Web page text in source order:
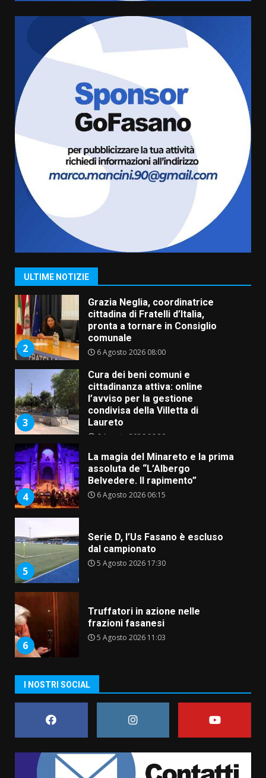
ULTIME NOTIZIE
Serie D, l’Us Fasano è escluso
dal campionato
5 Agosto 2026 17:30
Truffatori in azione nelle
frazioni fasanesi
5 Agosto 2026 11:03
Residenti di Savelletri scrivono
al Prefetto: “Noi cittadini di
serie B”
5 Agosto 2026 06:15
1
Carta d’identità: continua il piano
di aperture straordinarie del
2
Grazia Neglia, coordinatrice
cittadina di Fratelli d’Italia,
pronta a tornare in Consiglio
comunale
6 Agosto 2026 08:00
3
Cura dei beni comuni e
cittadinanza attiva: online
l’avviso per la gestione
condivisa della Villetta di
Laureto
6 Agosto 2026 06:20
4
La magia del Minareto e la prima
assoluta de “L’Albergo
Belvedere. Il rapimento”
6 Agosto 2026 06:15
5
Serie D, l’Us Fasano è escluso
dal campionato
5 Agosto 2026 17:30
6
Truffatori in azione nelle
frazioni fasanesi
5 Agosto 2026 11:03
al Prefetto: “Noi cittadini di
serie B”
5 Agosto 2026 06:15
Carta d’identità: continua il piano
di aperture straordinarie del
I NOSTRI SOCIAL